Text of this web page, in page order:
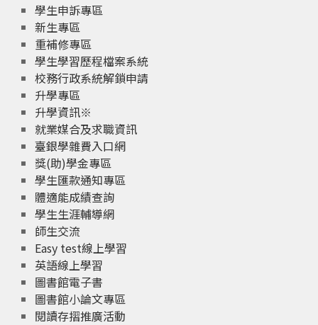
學生申訴專區
新生專區
重補修專區
學生學習歷程檔案系統
校務行政系統解鎖申請
升學專區
升學資訊※
就業媒合及求職資訊
臺銀學雜費入口網
獎(助)學金專區
學生匯款通知專區
體適能成績查詢
學生生涯輔導網
師生交流
Easy test線上學習
英語線上學習
圖書館電子書
圖書館小論文專區
閱讀存摺推廣活動